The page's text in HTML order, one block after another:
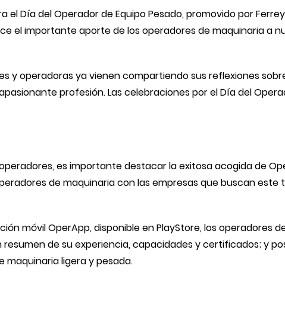
Día del Operador de Equipo Pesado, promovido por
el importante aporte de los operadores de maquinaria a
y operadoras ya vienen compartiendo sus reflexiones
profesión. Las celebraciones por el Día del
es importante destacar la exitosa acogida de
de maquinaria con las empresas que buscan
móvil OperApp, disponible en PlayStore, los operadores
de su experiencia, capacidades y certificados; y
maquinaria ligera y pesada.